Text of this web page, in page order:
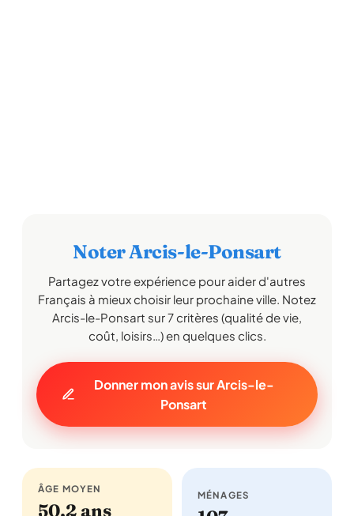
Noter Arcis-le-Ponsart
Partagez votre expérience pour aider d'autres
Français à mieux choisir leur prochaine ville. Notez
Arcis-le-Ponsart sur 7 critères (qualité de vie,
coût, loisirs…) en quelques clics.
Donner mon avis sur Arcis-le-
Ponsart
ÂGE MOYEN
50,2 ans
MÉNAGES